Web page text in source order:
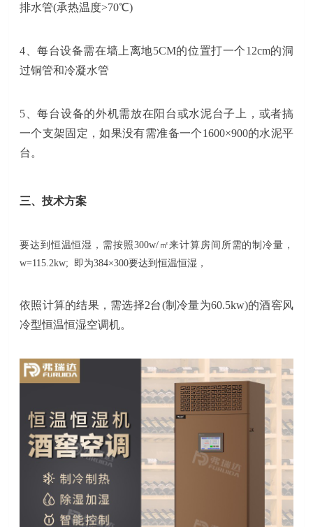
排水管(承热温度>70℃)
4、每台设备需在墙上离地5CM的位置打一个12cm的洞
过铜管和冷凝水管
5 、每台设备的外机需放在阳台或水泥台子上，或者搞
一个支架固定，如果没有需准备一个1600×900的水泥平
台。
三、技术方案
要达到恒温恒湿， 需按照300w/㎡来计算房间所需的制冷量，
w=115.2kw; 即为384×300要达到恒温恒湿，
依照计算的结果，需选择2台(制冷量为60.5kw)的酒窖风
冷型恒温恒湿空调机。